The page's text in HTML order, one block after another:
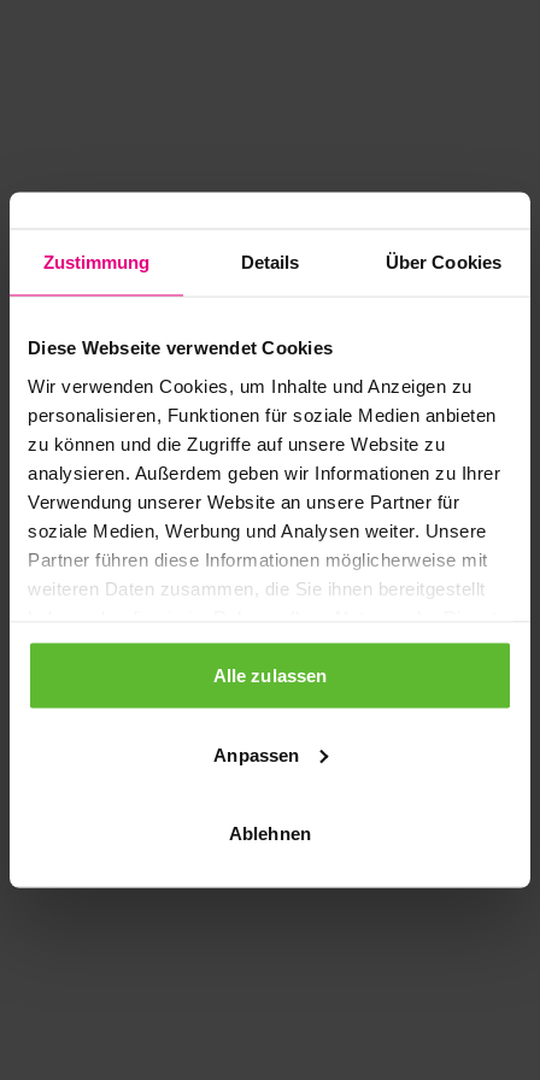
Zustimmung Details Über Cookies
Diese Webseite verwendet Cookies
Wir verwenden Cookies, um Inhalte und Anzeigen zu
personalisieren, Funktionen für soziale Medien anbieten
zu können und die Zugriffe auf unsere Website zu
analysieren. Außerdem geben wir Informationen zu Ihrer
Verwendung unserer Website an unsere Partner für
soziale Medien, Werbung und Analysen weiter. Unsere
Partner führen diese Informationen möglicherweise mit
weiteren Daten zusammen, die Sie ihnen bereitgestellt
gesammelt haben.
Alle zulassen
Anpassen
Ablehnen
Application error: a client-side exception has occurred
loading www.kurzwego.de (see the browser console for more
information).